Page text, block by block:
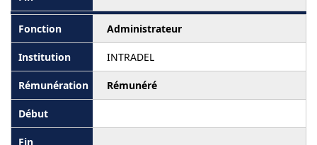
Administrateur
INTRADEL
Rémunéré